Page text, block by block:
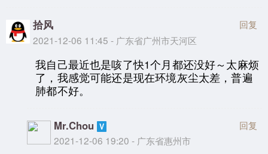
拾风
2021-12-06 11:45 - 广东省广州市天河区
回复
我自己最近也是咳了快1个月都还没好～太麻烦
了，我感觉可能还是现在环境灰尘太差，普遍
肺都不好。
Mr.Chou
2021-12-06 19:20 - 广东省惠州市
回复